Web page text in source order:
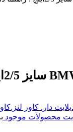
دار. کاور
محصولات موجود